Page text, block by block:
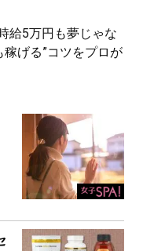
給5万円も夢じゃな
稼げる”コツをプロが